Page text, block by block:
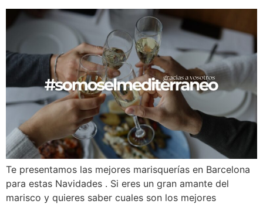
Te presentamos las mejores marisquerías en Barcelona
para estas Navidades . Si eres un gran amante del
marisco y quieres saber cuales son los mejores